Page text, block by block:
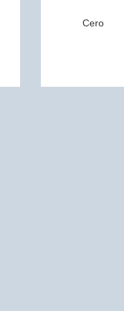
Cero